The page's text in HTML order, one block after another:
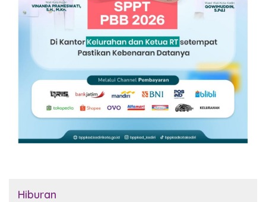
Hiburan